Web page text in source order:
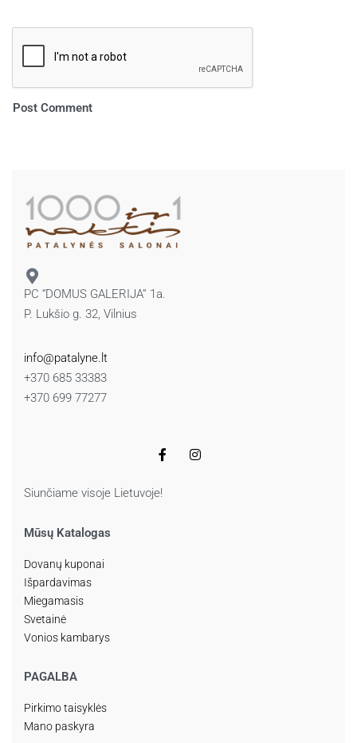
PC “DOMUS GALERIJA” 1a.
P. Lukšio g. 32, Vilnius
info@patalyne.lt
+370 685 33383
+370 699 77277
Siunčiame visoje Lietuvoje!
Mūsų Katalogas
Dovanų kuponai
Išpardavimas
Miegamasis
Svetainė
Vonios kambarys
PAGALBA
Pirkimo taisyklės
Mano paskyra